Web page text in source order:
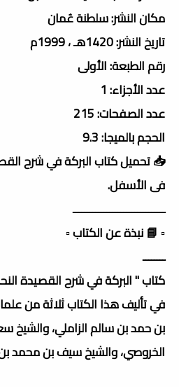
مكان النشر: سلطنة عُمان
تاريخ النشر: 1420هـ ، 1999م
رقم الطبعة: الأولى
عدد الأجزاء: 1
عدد الصفحات: 215
الحجم بالميجا: 9.3
📥 تحميل كتاب البركة في شرح
فى الأسفل.
ـــــــــــــــــــــــــــــــــ
▫️ 📘 نبذة عن الكتاب ▫️
ــــــــ
كتاب " البركة في شرح القصيدة
في تأليف هذا الكتاب ثلاثة من
بن حمد بن سالم الزاملي،
الخروصي، والشيخ سيف بن محمد